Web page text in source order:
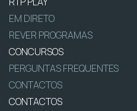
EM DIRETO
REVER PROGRAMAS
CONCURSOS
PERGUNTAS FREQUENTES
CONTACTOS
CONTACTOS